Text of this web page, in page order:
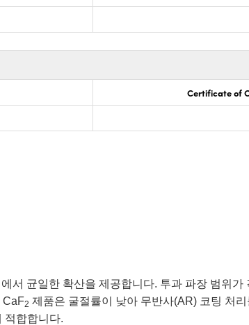
Certificate of
서 균일한 확산을 제공합니다. 투과 파장 범위
CaF2 제품은 굴절률이 낮아 무반사(AR) 코팅 처
적합합니다.